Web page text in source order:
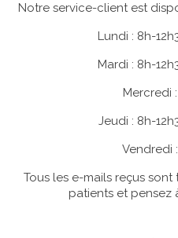
Notre service-client est
Lundi : 8h-
Mardi : 8h-
Mercredi
Jeudi : 8h-
Vendredi
Tous les e-mails reçus
patients et pensez